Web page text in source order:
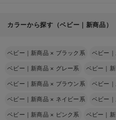
カラーから探す（ベビー｜新商品）
ベビー｜新商品 × ブラック系 ベビー
ベビー｜新商品 × グレー系 ベビー｜
ベビー｜新商品 × ブラウン系 ベビー
ベビー｜新商品 × ネイビー系 ベビー
ベビー｜新商品 × ピンク系 ベビー｜